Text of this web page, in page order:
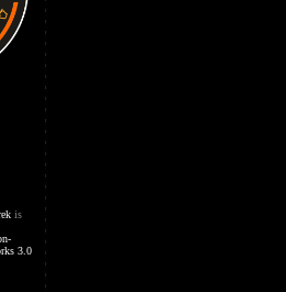
is
3.0